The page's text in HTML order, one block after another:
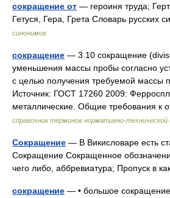
сокращение от — героиня труда;
Гетуся, Гера, Грета Словарь русских
синонимов
сокращение — 3.10 сокращение
уменьшения массы пробы согласно
с целью получения требуемой массы
Источник: ГОСТ 17260 2009:
металлические. Общие требования
справочник терминов нормативно-технической
Сокращение — В Викисловаре есть
Сокращение Сокращенное
чего либо, аббревиатура; Пропуск в
сокращение — • большое сокращение